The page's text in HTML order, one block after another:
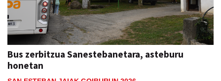
Bus zerbitzua Sanestebanetara, asteburu
honetan